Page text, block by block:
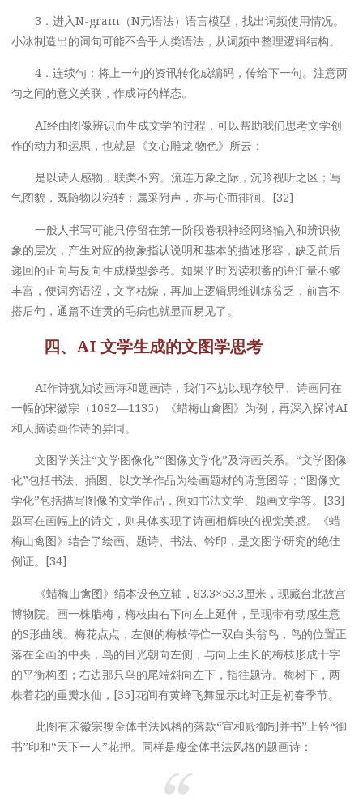
3．进入N-gram（N元语法）语言模型，找出词频使用情况。
小冰制造出的词句可能不合乎人类语法，从词频中整理逻辑结构。
4．连续句：将上一句的资讯转化成编码，传给下一句。注意两
句之间的意义关联，作成诗的样态。
AI经由图像辨识而生成文学的过程，可以帮助我们思考文学创
作的动力和运思，也就是《文心雕龙·物色》所云：
是以诗人感物，联类不穷。流连万象之际，沉吟视听之区；写
气图貌，既随物以宛转；属采附声，亦与心而徘徊。[32]
一般人书写可能只停留在第一阶段卷积神经网络输入和辨识物
象的层次，产生对应的物象指认说明和基本的描述形容，缺乏前后
递回的正向与反向生成模型参考。如果平时阅读积蓄的语汇量不够
丰富，便词穷语涩，文字枯燥，再加上逻辑思维训练贫乏，前言不
搭后句，通篇不连贯的毛病也就显而易见了。
四、AI 文学生成的文图学思考
AI作诗犹如读画诗和题画诗，我们不妨以现存较早、诗画同在
一幅的宋徽宗（1082—1135）《蜡梅山禽图》为例，再深入探讨AI
和人脑读画作诗的异同。
文图学关注“文学图像化”“图像文学化”及诗画关系。“文学图像
化”包括书法、插图、以文学作品为绘画题材的诗意图等；“图像文
学化”包括描写图像的文学作品，例如书法文学、题画文学等。[33]
题写在画幅上的诗文，则具体实现了诗画相辉映的视觉美感。《蜡
梅山禽图》结合了绘画、题诗、书法、钤印，是文图学研究的绝佳
例证。[34]
《蜡梅山禽图》绢本设色立轴，83.3×53.3厘米，现藏台北故宫
博物院。画一株腊梅，梅枝由右下向左上延伸，呈现带有动感生意
的S形曲线。梅花点点，左侧的梅枝停伫一双白头翁鸟，鸟的位置正
落在全画的中央，鸟的目光朝向左侧，与向上生长的梅枝形成十字
的平衡构图；右边那只鸟的尾端斜向左下，指往题诗。梅树下，两
株着花的重瓣水仙，[35]花间有黄蜂飞舞显示此时正是初春季节。
此图有宋徽宗瘦金体书法风格的落款“宣和殿御制并书”上钤“御
书”印和“天下一人”花押。同样是瘦金体书法风格的题画诗：